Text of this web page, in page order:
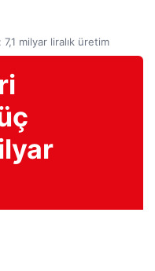
milyar liralık üretim